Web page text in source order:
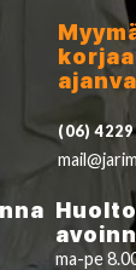
(06) 4229
ma-pe